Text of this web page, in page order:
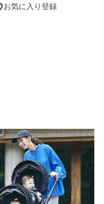
お気に入り登録